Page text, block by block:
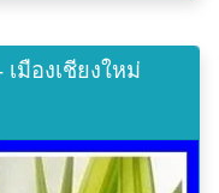
มืองเชียงใหม่